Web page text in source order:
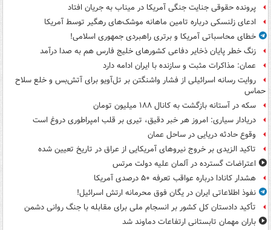
پرونده حقوقی جنایت جنگی آمریکا در میناب به جریان افتاد
ادعای زلنسکی درباره تامین ماهانه موشک‌های رهگیر توسط آمریکا
خطای محاسباتی آمریکا و برتری راهبردی جمهوری اسلامی!
زنگ خطر پایان ذخایر دفاعی کشورهای خلیج فارس هم به صدا درآمد
عمان: مذاکرات مثبت و سازنده با ایران ادامه دارد
روایت رسانه اسرائیلی از فشار واشنگتن بر تل‌آویو برای آتش‌بس و خلع سلاح
حماس
سکه در آستانه بازگشت به کانال ۱۸۸ میلیون تومان
دریادار سیاری: امروز هر خبر دقیق، تیری بر قلب امپراطوری دروغ است
وقوع حادثه دریایی در ساحل عمان
تاکید الزیدی بر خروج نیروهای آمریکایی از عراق در تاریخ تعیین شده
اعتراضات گسترده در آلمان علیه دولت مرتس
هشدار کانادا درباره عواقب تعرفه ۵۰ درصدی آمریکا
نفوذ اطلاعاتی ایران در یگان فوق محرمانه ارتش اسرائیل!
تأکید دادستان کل کشور بر انسجام ملی برای مقابله با جنگ روانی دشمن
باران مهمان تابستانی ارتفاعات دماوند شد